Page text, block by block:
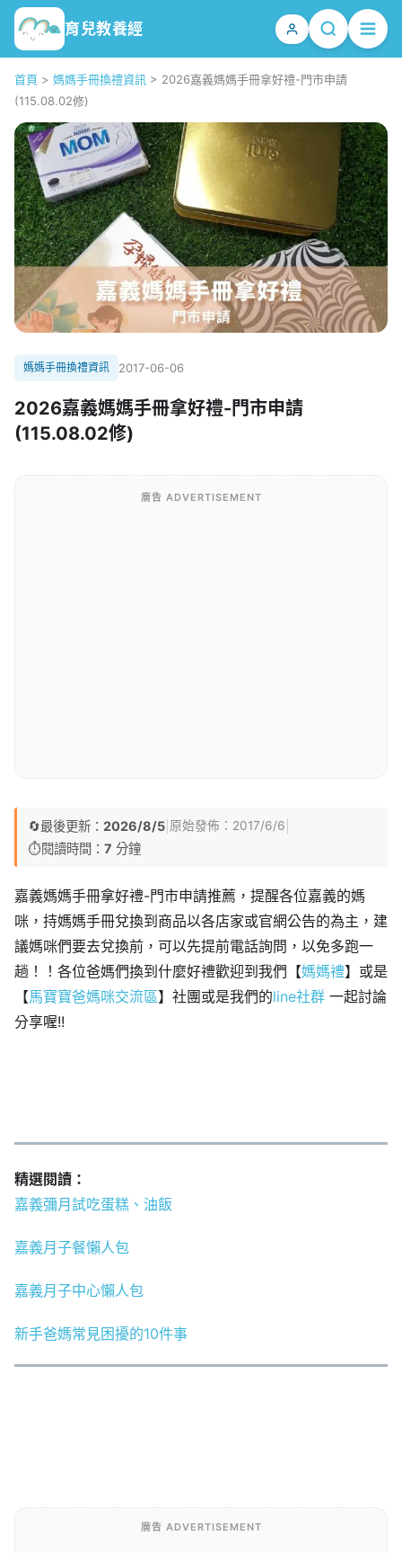
育兒教養經
首頁 > 媽媽手冊換禮資訊 > 2026嘉義媽媽手冊拿好禮-門市申請
(115.08.02修)
媽媽手冊換禮資訊 2017-06-06
2026嘉義媽媽手冊拿好禮-門市申請
(115.08.02修)
廣告 ADVERTISEMENT
🔄最後更新： 2026/8/5 原始發佈： 2017/6/6
⏱️閱讀時間： 7 分鐘
嘉義媽媽手冊拿好禮-門市申請推薦，提醒各位嘉義的媽
咪，持媽媽手冊兌換到商品以各店家或官網公告的為主，建
議媽咪們要去兌換前，可以先提前電話詢問，以免多跑一
趟！！各位爸媽們換到什麼好禮歡迎到我們【媽媽禮】或是
【馬寶寶爸媽咪交流區】社團或是我們的line社群 一起討論
分享喔!!
精選閱讀：
嘉義彌月試吃蛋糕、油飯
嘉義月子餐懶人包
嘉義月子中心懶人包
新手爸媽常見困擾的10件事
廣告 ADVERTISEMENT